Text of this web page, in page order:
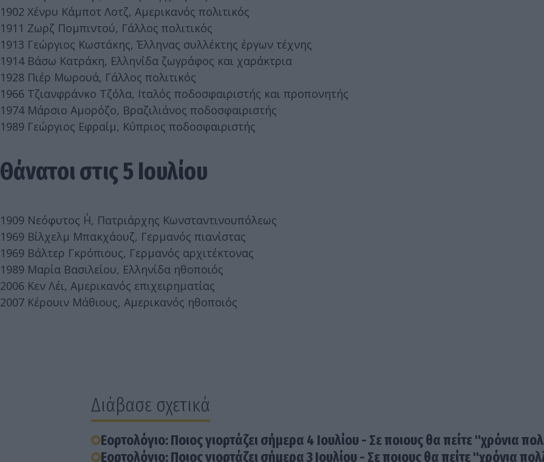
1902 Χένρυ Κάμποτ Λοτζ, Αμερικανός πολιτικός
1911 Ζωρζ Πομπιντού, Γάλλος πολιτικός
1913 Γεώργιος Κωστάκης, Έλληνας συλλέκτης έργων τέχνης
1914 Βάσω Κατράκη, Ελληνίδα ζωγράφος και χαράκτρια
1928 Πιέρ Μωρουά, Γάλλος πολιτικός
1966 Τζιανφράνκο Τζόλα, Ιταλός ποδοσφαιριστής και προπονητής
1974 Μάρσιο Αμορόζο, Βραζιλιάνος ποδοσφαιριστής
1989 Γεώργιος Εφραίμ, Κύπριος ποδοσφαιριστής
Θάνατοι στις 5 Ιουλίου
1909 Νεόφυτος Η΄, Πατριάρχης Κωνσταντινουπόλεως
1969 Βίλχελμ Μπακχάουζ, Γερμανός πιανίστας
1969 Βάλτερ Γκρόπιους, Γερμανός αρχιτέκτονας
1989 Μαρία Βασιλείου, Ελληνίδα ηθοποιός
2006 Κεν Λέι, Αμερικανός επιχειρηματίας
2007 Κέρουιν Μάθιους, Αμερικανός ηθοποιός
Διάβασε σχετικά
Εορτολόγιο: Ποιος γιορτάζει σήμερα 4 Ιουλίου - Σε ποιους θα πείτε "χρόνια
Εορτολόγιο: Ποιος γιορτάζει σήμερα 3 Ιουλίου - Σε ποιους θα πείτε "χρόνια